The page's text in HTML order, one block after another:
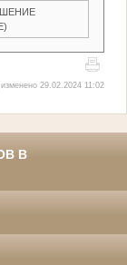
29.02.2024 11:02
В